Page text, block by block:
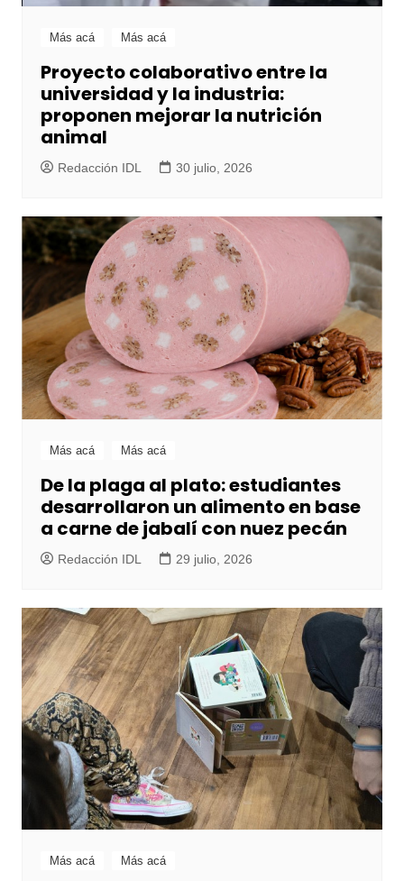
Más acá Más acá
Proyecto colaborativo entre la
universidad y la industria:
proponen mejorar la nutrición
animal
Redacción IDL 30 julio, 2026
Más acá Más acá
De la plaga al plato: estudiantes
desarrollaron un alimento en base
a carne de jabalí con nuez pecán
Redacción IDL 29 julio, 2026
Más acá Más acá